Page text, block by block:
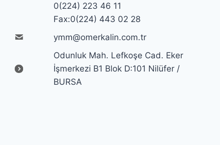
0(224) 223 46 11
Fax:0(224) 443 02 28
ymm@omerkalin.com.tr
Odunluk Mah. Lefkoşe Cad. Eker
İşmerkezi B1 Blok D:101 Nilüfer /
BURSA